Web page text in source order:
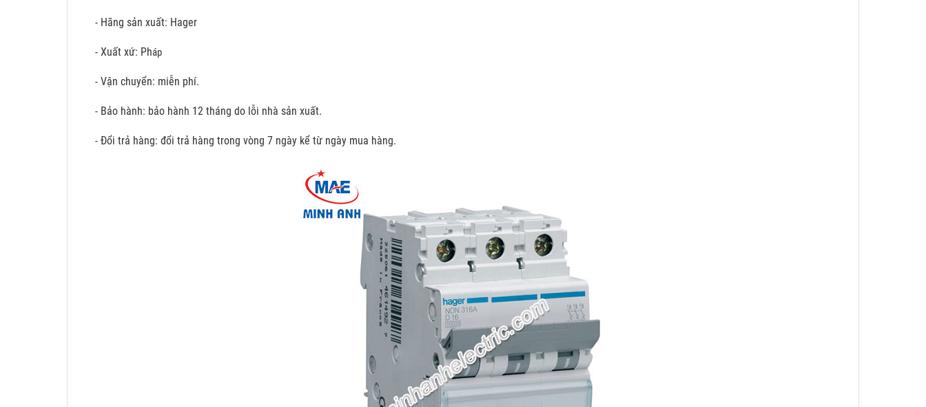
- Hãng sản xuất: Hager
- Xuất xứ: Pháp
- Vận chuyển: miễn phí.
- Bảo hành: bảo hành 12 tháng do lỗi nhà sản xuất.
- Đổi trả hàng: đổi trả hàng trong vòng 7 ngày kể từ ngày mua hàng.